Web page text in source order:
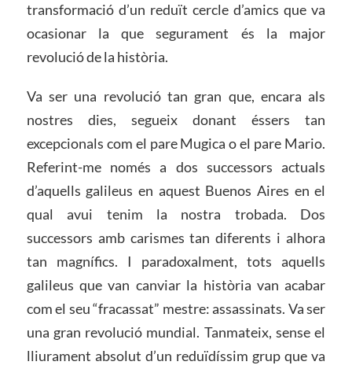
transformació d’un reduït cercle d’amics que va
ocasionar la que segurament és la major
revolució de la història.
Va ser una revolució tan gran que, encara als
nostres dies, segueix donant éssers tan
excepcionals com el pare Mugica o el pare Mario.
Referint-me només a dos successors actuals
d’aquells galileus en aquest Buenos Aires en el
qual avui tenim la nostra trobada. Dos
successors amb carismes tan diferents i alhora
tan magnífics. I paradoxalment, tots aquells
galileus que van canviar la història van acabar
com el seu “fracassat” mestre: assassinats. Va ser
una gran revolució mundial. Tanmateix, sense el
lliurament absolut d’un reduïdíssim grup que va